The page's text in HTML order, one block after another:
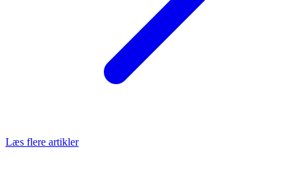
Læs flere artikler